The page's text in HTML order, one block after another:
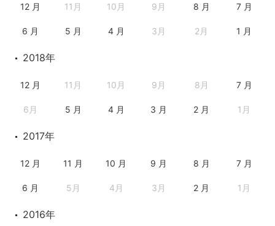
12 月 11月 10月 9月 8 月 7 月
6 月 5 月 4 月 3月 2月 1 月
2018年
12 月 11月 10月 9月 8月 7 月
6月 5 月 4 月 3 月 2 月 1月
2017年
12 月 11 月 10 月 9 月 8 月 7 月
6 月 5月 4月 3月 2 月 1月
2016年